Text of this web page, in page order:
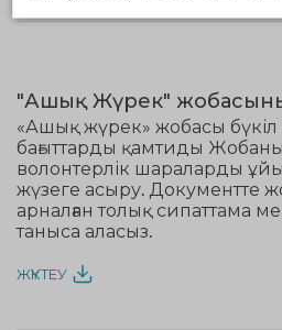
"Ашық Жүрек"
«Ашық жүрек» жобасы бүкіл
бағыттарды қамтиды
волонтерлік шараларды
жүзеге асыру. Документте
арналған толық сипаттама
таныса аласыз.
ЖҮКТЕУ